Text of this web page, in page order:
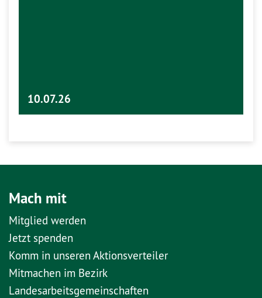
10.07.26
Mach mit
Mitglied werden
Jetzt spenden
Komm in unseren Aktionsverteiler
Mitmachen im Bezirk
Landesarbeitsgemeinschaften